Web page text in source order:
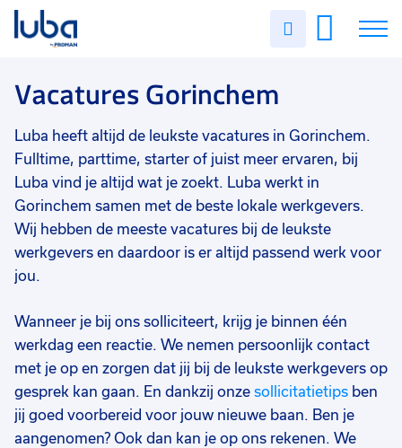
Uren
Vacatures
Over ons
Voor werkgevers
Contact
Vacatures Gorinchem
Luba heeft altijd de leukste vacatures in Gorinchem.
Fulltime, parttime, starter of juist meer ervaren, bij
Luba vind je altijd wat je zoekt. Luba werkt in
Gorinchem samen met de beste lokale werkgevers.
Wij hebben de meeste vacatures bij de leukste
werkgevers en daardoor is er altijd passend werk voor
jou.
Wanneer je bij ons solliciteert, krijg je binnen één
werkdag een reactie. We nemen persoonlijk contact
met je op en zorgen dat jij bij de leukste werkgevers op
gesprek kan gaan. En dankzij onze sollicitatietips ben
jij goed voorbereid voor jouw nieuwe baan. Ben je
aangenomen? Ook dan kan je op ons rekenen. We
Filter vacatures
Vakgebied 0
Magazijn/logistiek
Opleidingsniveau
Soort contract
Uitzicht op vast 4
Vast 1
Uren per week 0
25 - 32 uur
33 - 36 uur 1